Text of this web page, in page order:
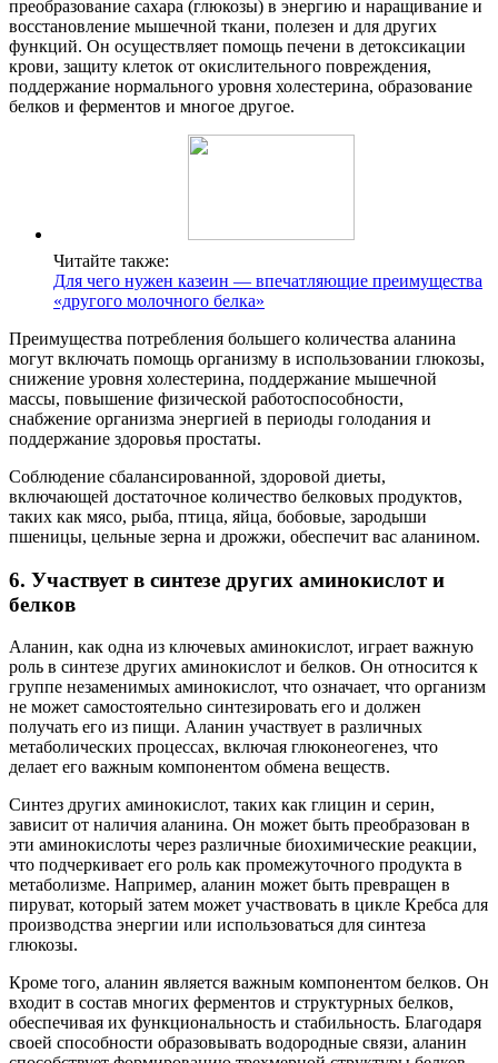
преобразование сахара (глюкозы) в энергию и наращивание и
восстановление мышечной ткани, полезен и для других
функций. Он осуществляет помощь печени в детоксикации
крови, защиту клеток от окислительного повреждения,
поддержание нормального уровня холестерина, образование
белков и ферментов и многое другое.
Читайте также:
Для чего нужен казеин — впечатляющие преимущества
«другого молочного белка»
Преимущества потребления большего количества аланина
могут включать помощь организму в использовании глюкозы,
снижение уровня холестерина, поддержание мышечной
массы, повышение физической работоспособности,
снабжение организма энергией в периоды голодания и
поддержание здоровья простаты.
Соблюдение сбалансированной, здоровой диеты,
включающей достаточное количество белковых продуктов,
таких как мясо, рыба, птица, яйца, бобовые, зародыши
пшеницы, цельные зерна и дрожжи, обеспечит вас аланином.
6. Участвует в синтезе других аминокислот и
белков
Аланин, как одна из ключевых аминокислот, играет важную
роль в синтезе других аминокислот и белков. Он относится к
группе незаменимых аминокислот, что означает, что организм
не может самостоятельно синтезировать его и должен
получать его из пищи. Аланин участвует в различных
метаболических процессах, включая глюконеогенез, что
делает его важным компонентом обмена веществ.
Синтез других аминокислот, таких как глицин и серин,
зависит от наличия аланина. Он может быть преобразован в
эти аминокислоты через различные биохимические реакции,
что подчеркивает его роль как промежуточного продукта в
метаболизме. Например, аланин может быть превращен в
пируват, который затем может участвовать в цикле Кребса для
производства энергии или использоваться для синтеза
глюкозы.
Кроме того, аланин является важным компонентом белков. Он
входит в состав многих ферментов и структурных белков,
обеспечивая их функциональность и стабильность. Благодаря
своей способности образовывать водородные связи, аланин